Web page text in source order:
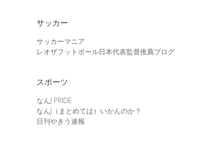
サッカー
サッカーマニア
レオザフットボール日本代表監督推薦ブログ
スポーツ
なんJ PRIDE
なんJ（まとめては）いかんのか？
日刊やきう速報